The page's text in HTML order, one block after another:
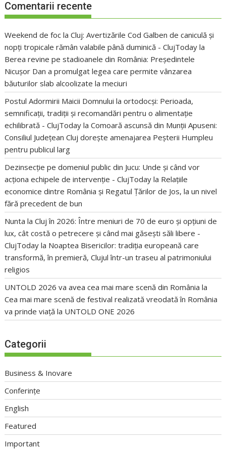
Comentarii recente
Weekend de foc la Cluj: Avertizările Cod Galben de caniculă și
nopți tropicale rămân valabile până duminică - ClujToday la
Berea revine pe stadioanele din România: Președintele
Nicușor Dan a promulgat legea care permite vânzarea
băuturilor slab alcoolizate la meciuri
Postul Adormirii Maicii Domnului la ortodocși: Perioada,
semnificații, tradiții și recomandări pentru o alimentație
echilibrată - ClujToday laComoară ascunsă din Munții Apuseni:
Consiliul Județean Cluj dorește amenajarea Peșterii Humpleu
pentru publicul larg
Dezinsecție pe domeniul public din Jucu: Unde și când vor
acționa echipele de intervenție - ClujToday la Relațiile
economice dintre România și Regatul Țărilor de Jos, la un nivel
fără precedent de bun
Nunta la Cluj în 2026: Între meniuri de 70 de euro și opțiuni de
lux, cât costă o petrecere și când mai găsești săli libere -
ClujToday la Noaptea Bisericilor: tradiția europeană care
transformă, în premieră, Clujul într-un traseu al patrimoniului
religios
UNTOLD 2026 va avea cea mai mare scenă din România la
Cea mai mare scenă de festival realizată vreodată în România
va prinde viață la UNTOLD ONE 2026
Categorii
Business & Inovare
Conferințe
English
Featured
Important